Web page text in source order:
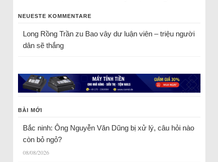
NEUESTE KOMMENTARE
Long Rồng Trầnzu Bao vây dư luận viên – triệu người
dân sẽ thắng
BÀI MỚI
Bắc ninh: Ông Nguyễn Văn Dũng bị xử lý, câu hỏi nào
còn bỏ ngỏ?
08/08/2026